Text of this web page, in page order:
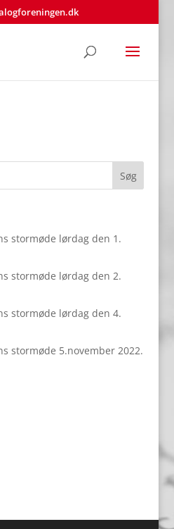
stormøde lørdag den 1.
stormøde lørdag den 2.
stormøde lørdag den 4.
stormøde 5.november 2022.